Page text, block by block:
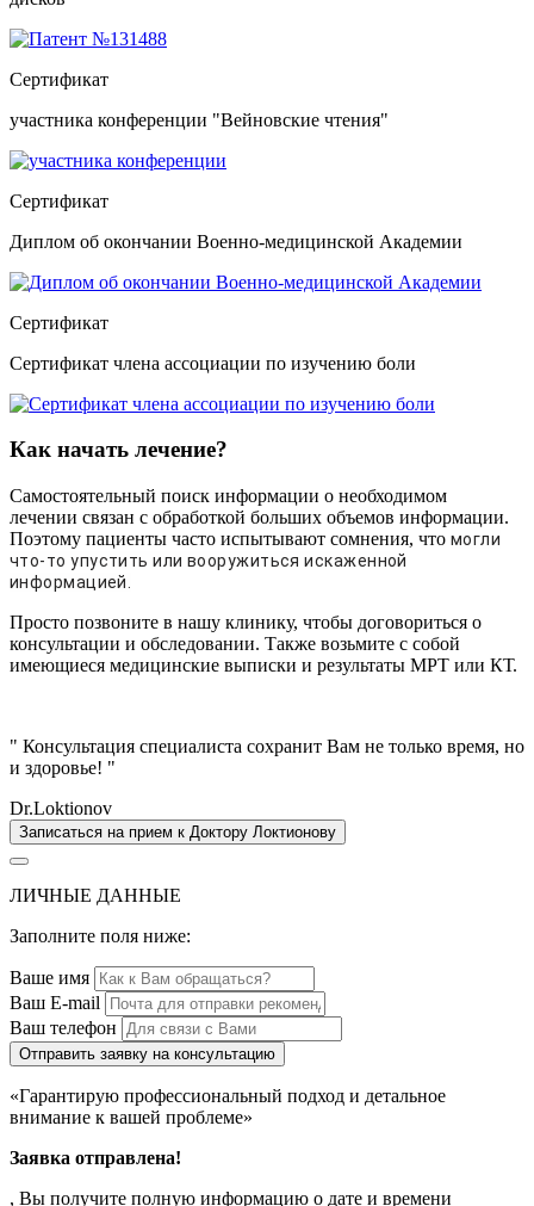
Сертификат
участника конференции "Вейновские чтения"
Сертификат
Диплом об окончании Военно-медицинской Академии
Сертификат
Сертификат члена ассоциации по изучению боли
Как начать лечение?
Самостоятельный поиск информации о необходимом
лечении связан с обработкой больших объемов информации.
Поэтому пациенты часто испытывают сомнения, что могли
что-то упустить или вооружиться искаженной
информацией.
Просто позвоните в нашу клинику, чтобы договориться о
консультации и обследовании. Также возьмите с собой
имеющиеся медицинские выписки и результаты МPT или КТ.
" Консультация специалиста сохранит Вам не только время, но
и здоровье! "
Dr.Loktionov
Записаться на прием к Доктору Локтионову
ЛИЧНЫЕ ДАННЫЕ
Заполните поля ниже:
Ваше имя
Ваш E-mail
Ваш телефон
Отправить заявку на консультацию
«Гарантирую профессиональный подход и детальное
внимание к вашей проблеме»
Заявка отправлена!
, Вы получите полную информацию о дате и времени